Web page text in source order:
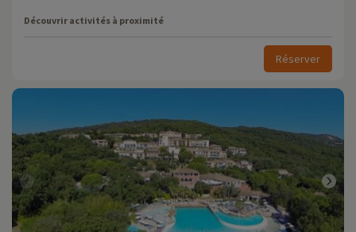
Découvrir activités à proximité
Réserver